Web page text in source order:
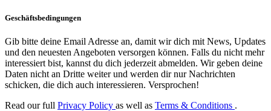
Geschäftsbedingungen
Gib bitte deine Email Adresse an, damit wir dich mit News, Updates
und den neuesten Angeboten versorgen können. Falls du nicht mehr
interessiert bist, kannst du dich jederzeit abmelden. Wir geben deine
Daten nicht an Dritte weiter und werden dir nur Nachrichten
schicken, die dich auch interessieren. Versprochen!
Read our full Privacy Policy as well as Terms & Conditions .